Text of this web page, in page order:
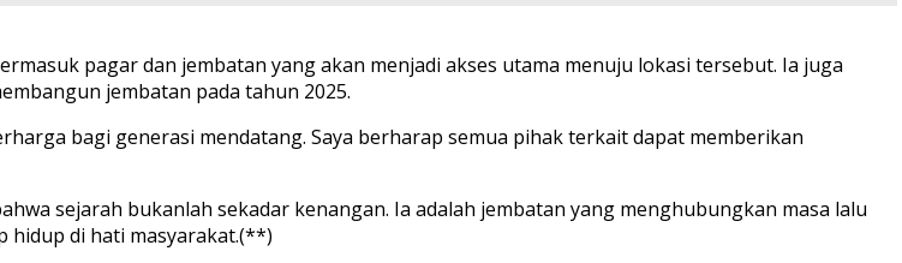
pagar dan jembatan yang akan menjadi akses utama menuju lokasi tersebut. Ia juga
jembatan pada tahun 2025.
bagi generasi mendatang. Saya berharap semua pihak terkait dapat memberikan
sejarah bukanlah sekadar kenangan. Ia adalah jembatan yang menghubungkan masa lalu
hidup di hati masyarakat.(**)